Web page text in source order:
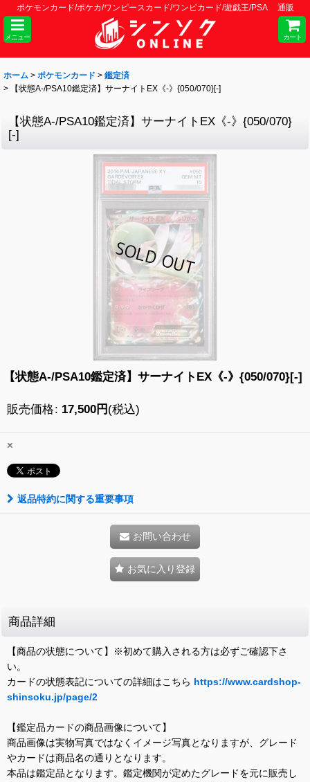
ポケモンカード/ポケカ/ワンピースカード/ワンピカード/遊戯王/PSA 通販
メニュー カート
ホーム > ポケモンカード > 鑑定済
>
【状態A-/PSA10鑑定済】サーナイトEX《-》{050/070}[-]
【状態A-/PSA10鑑定済】サーナイトEX《-》{050/070}
[-]
【状態A-/PSA10鑑定済】サーナイトEX《-》{050/070}[-]
販売価格: 17,500円 (税込)
×
返品特約に関する重要事項
お問い合わせ
お気に入り登録
商品詳細
【商品の状態について】※初めて購入される方は必ずご確認下さ
い。
カードの状態表記についての詳細はこちら https://www.cardshop-
shinsoku.jp/page/2
【鑑定品カードの商品画像について】
商品画像は実物写真ではなくイメージ写真となりますが、グレード
やカードは商品名の通りとなります。
本品は鑑定品となります。鑑定機関が定めたグレードを元に販売し